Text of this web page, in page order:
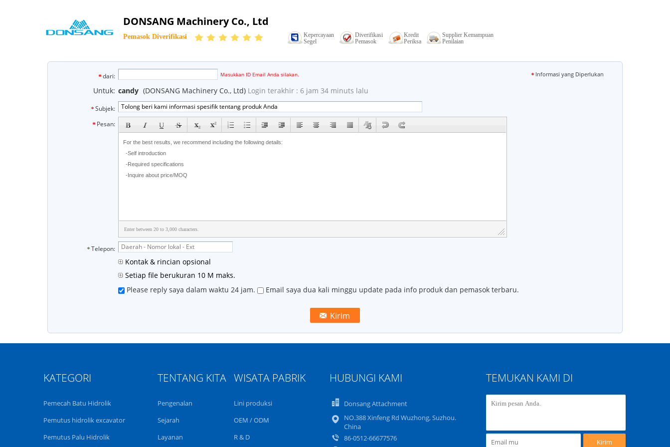
DONSANG Machinery Co., Ltd
Pemasok Diverifikasi
Kepercayaan
Segel
Diverifikasi
Pemasok
Kredit
Periksa
Supplier Kemampuan
Penilaian
dari: email
Masukkan ID Email Anda silakan. Informasi yang Diperlukan
Untuk: candy (DONSANG Machinery Co., Ltd) Login terakhir : 6 jam 34 minuts lalu
Subjek:
subject
Pesan:
Enter between 20 to 3,000 characters.
Telepon:
Kontak & rincian opsional
Setiap file berukuran 10 M maks.
Please reply saya dalam waktu 24 jam.
Email saya dua kali minggu update pada info produk dan pemasok terbaru.
KATEGORI
Pemecah Batu Hidrolik
Pemutus hidrolik excavator
Pemutus Palu Hidrolik
TENTANG KITA
Pengenalan
Sejarah
Layanan
WISATA PABRIK
Lini produksi
OEM / ODM
R & D
HUBUNGI KAMI
Donsang Attachment
NO.388 Xinfeng Rd Wuzhong, Suzhou.
China
86-0512-66677576
TEMUKAN KAMI DI
Kirim